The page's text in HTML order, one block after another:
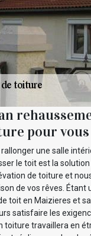
pour
une salle
le toit est la
de toiture et
de vos rêves. Étant
toit en Maizieres et
satisfaire les
toiture travaillera en